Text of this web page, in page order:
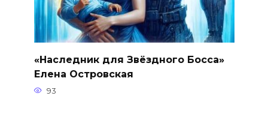
«Наследник для Звёздного Босса»
Елена Островская
93